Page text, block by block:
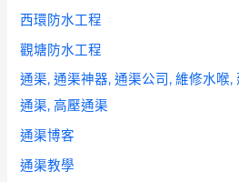
西環防水工程
觀塘防水工程
通渠, 通渠神器, 通渠公司, 維修水喉
通渠, 高壓通渠
通渠博客
通渠教學